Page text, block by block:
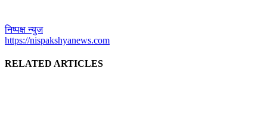
निष्पक्ष न्युज
https://nispakshyanews.com
RELATED ARTICLES